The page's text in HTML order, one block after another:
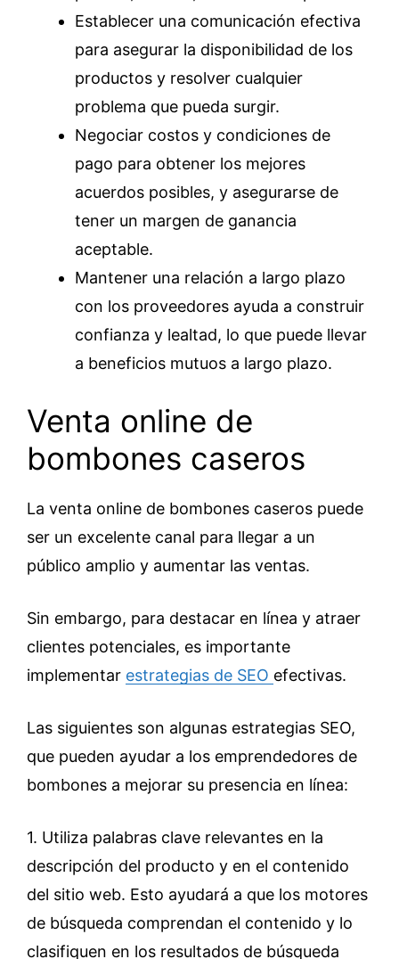
Establecer una comunicación efectiva
para asegurar la disponibilidad de los
productos y resolver cualquier
problema que pueda surgir.
Negociar costos y condiciones de
pago para obtener los mejores
acuerdos posibles, y asegurarse de
tener un margen de ganancia
aceptable.
Mantener una relación a largo plazo
con los proveedores ayuda a construir
confianza y lealtad, lo que puede llevar
a beneficios mutuos a largo plazo.
Venta online de
bombones caseros
La venta online de bombones caseros puede
ser un excelente canal para llegar a un
público amplio y aumentar las ventas.
Sin embargo, para destacar en línea y atraer
clientes potenciales, es importante
implementar estrategias de SEO efectivas.
Las siguientes son algunas estrategias SEO,
que pueden ayudar a los emprendedores de
bombones a mejorar su presencia en línea:
1. Utiliza palabras clave relevantes en la
descripción del producto y en el contenido
del sitio web. Esto ayudará a que los motores
de búsqueda comprendan el contenido y lo
clasifiquen en los resultados de búsqueda